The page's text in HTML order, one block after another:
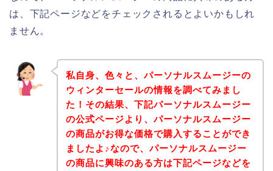
は、下記ページなどをチェックされるとよいかもしれ
ません。
私自身、色々と、パーソナルスムージーの
ウィンターセールの情報を調べてみまし
た！その結果、下記パーソナルスムージー
の公式ページより、パーソナルスムージー
の商品がお得な価格で購入することができ
ましたよ♪なので、パーソナルスムージー
の商品に興味のある方は下記ページなどを